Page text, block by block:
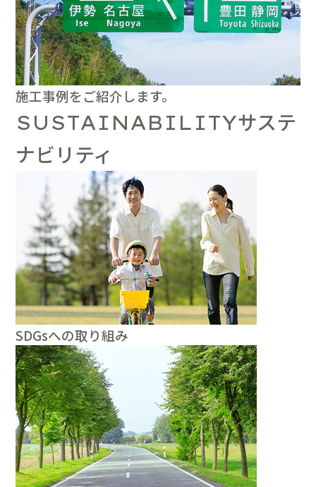
施工事例をご紹介します。
SUSTAINABILITYサステ
ナビリティ
SDGsへの取り組み